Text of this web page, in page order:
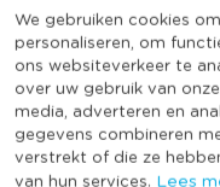
We gebruiken cookies
personaliseren, om
ons websiteverkeer te
over uw gebruik van
media, adverteren en
gegevens combineren
verstrekt of die ze
van hun services. Lees
* Zachte kussentjes
* Verkrijgbaar in diverse
Heb jij